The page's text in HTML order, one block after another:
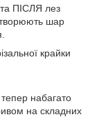
ПІСЛЯ лез
шар
крайки
набагато
на складних